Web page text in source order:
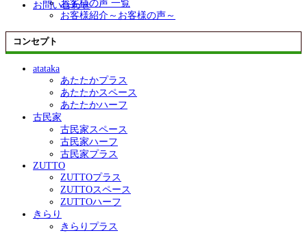
お問い合わせ
お客様の声 一覧
お客様紹介～お客様の声～
コンセプト
atataka
あたたかプラス
あたたかスペース
あたたかハーフ
古民家
古民家スペース
古民家ハーフ
古民家プラス
ZUTTO
ZUTTOプラス
ZUTTOスペース
ZUTTOハーフ
きらり
きらりプラス